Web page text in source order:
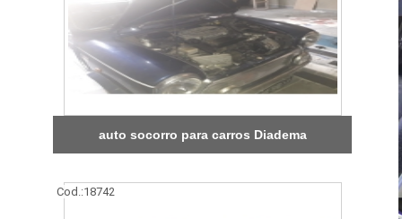
auto socorro para carros Diadema
Cod.:18742